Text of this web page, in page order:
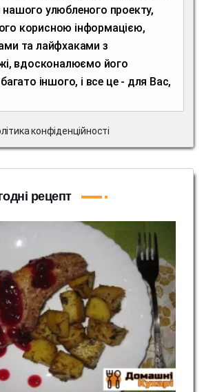
улюбленого проекту,
корисною інформацією,
та лайфхаками з
вдосконалюємо його
іншого, і все це - для Вас,
конфіденційності
рецепт